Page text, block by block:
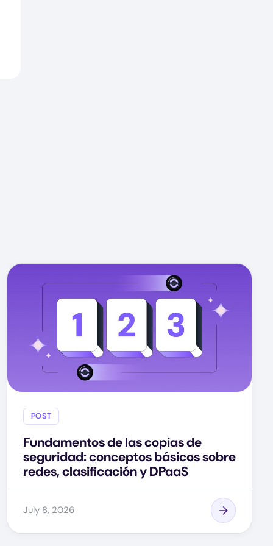
POST
Fundamentos de las copias de
seguridad: conceptos básicos sobre
redes, clasificación y DPaaS
July 8, 2026